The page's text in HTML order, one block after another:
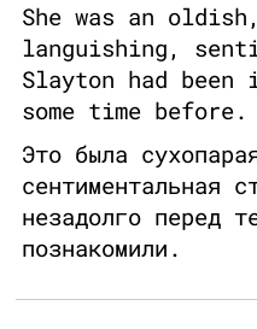
She was an
languishing,
Slayton had
some time before.
Это была
сентиментальная
незадолго перед
познакомили.